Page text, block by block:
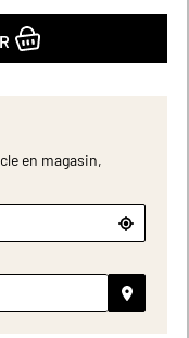
en magasin,